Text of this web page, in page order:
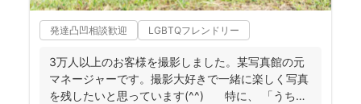
発達凸凹相談歓迎 LGBTQフレンドリー
3万人以上のお客様を撮影しました。某写真館の元
マネージャーです。撮影大好きで一緒に楽しく写真
を残したいと思っています(^^) 特に、 「うち